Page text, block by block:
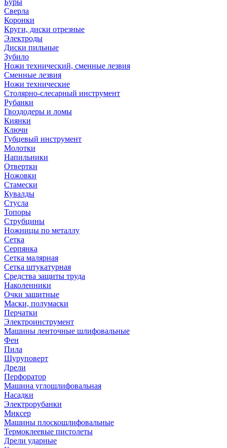
Буры
Сверла
Коронки
Круги, диски отрезные
Электроды
Диски пильные
Зубило
Ножи технический, сменные лезвия
Сменные лезвия
Ножи технические
Столярно-слесарный инструмент
Рубанки
Гвоздодеры и ломы
Киянки
Ключи
Губцевый инструмент
Молотки
Напильники
Отвертки
Ножовки
Стамески
Кувалды
Стусла
Топоры
Струбцины
Ножницы по металлу
Сетка
Серпянка
Сетка малярная
Сетка штукатурная
Средства защиты труда
Наколенники
Очки защитные
Маски, полумаски
Перчатки
Электроинструмент
Машины ленточные шлифовальные
Фен
Пила
Шуруповерт
Дрели
Перфоратор
Машина углошлифовальная
Насадки
Электрорубанки
Миксер
Машины плоскошлифовальные
Термоклеевые пистолеты
Дрели ударные